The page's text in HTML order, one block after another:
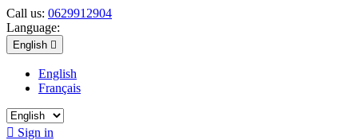
Call us: 0629912904
Language:
English 
English
Français
 Sign in